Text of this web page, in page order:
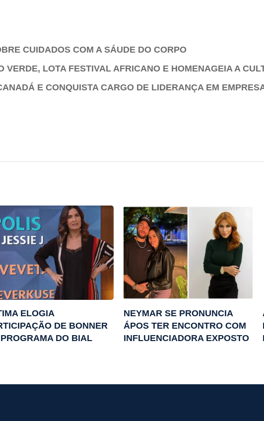
CUIDADOS COM A SÁUDE DO CORPO
VERDE, LOTA FESTIVAL AFRICANO E HOMENAGEIA A
E CONQUISTA CARGO DE LIDERANÇA EM
ELOGIA
DE BONNER
DO BIAL
NEYMAR SE PRONUNCIA
ÁPOS TER ENCONTRO COM
INFLUENCIADORA EXPOSTO